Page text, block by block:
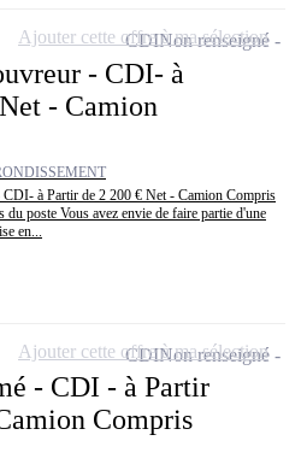
- CDI- à
- Camion
à Partir de 2 200 € Net - Camion Compris
poste Vous avez envie de faire partie d'une
en...
CDINon renseigné
Ajouter cette offre à ma sélection
- CDI - à Partir
Compris
CDINon renseigné
Ajouter cette offre à ma sélection